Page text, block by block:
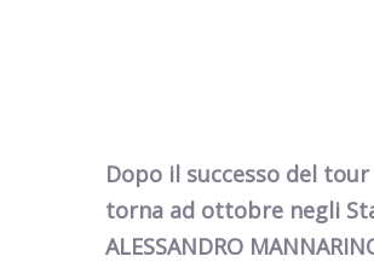
Dopo il successo del
torna ad ottobre negli
ALESSANDRO